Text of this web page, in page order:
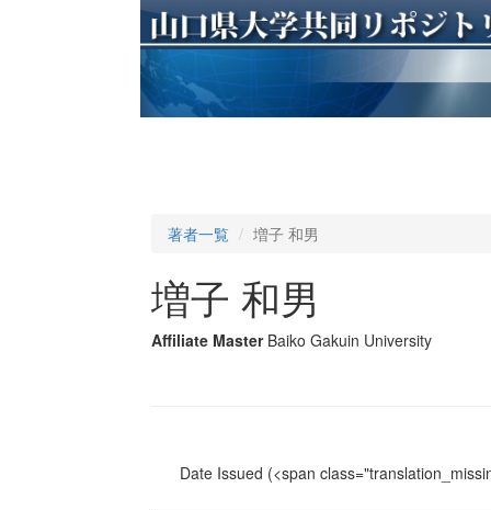
著者一覧 増子 和男
増子 和男
Affiliate Master Baiko Gakuin University
Date Issued (<span